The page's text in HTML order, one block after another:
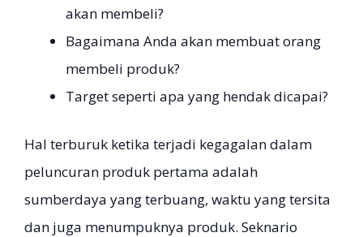
akan membeli?
Bagaimana Anda akan membuat orang
membeli produk?
Target seperti apa yang hendak dicapai?
Hal terburuk ketika terjadi kegagalan dalam
peluncuran produk pertama adalah
sumberdaya yang terbuang, waktu yang tersita
dan juga menumpuknya produk. Seknario